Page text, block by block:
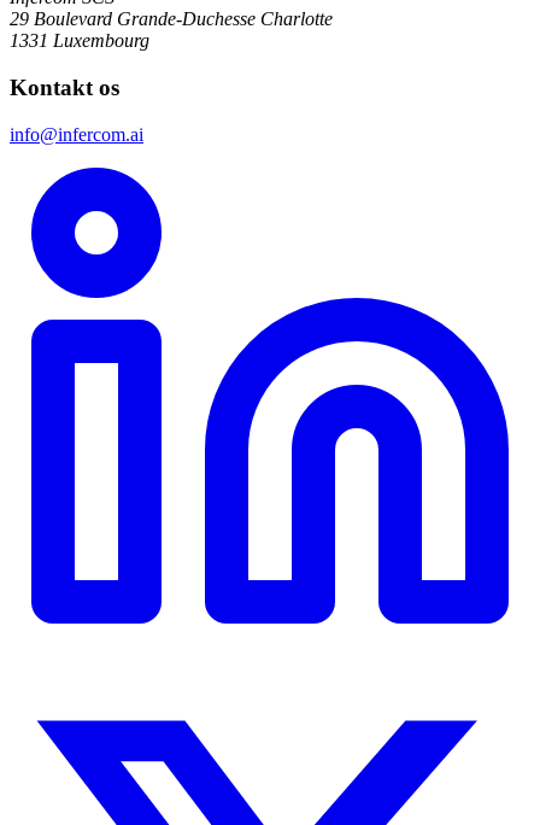
29 Boulevard Grande-Duchesse Charlotte
1331 Luxembourg
Kontakt os
info@infercom.ai